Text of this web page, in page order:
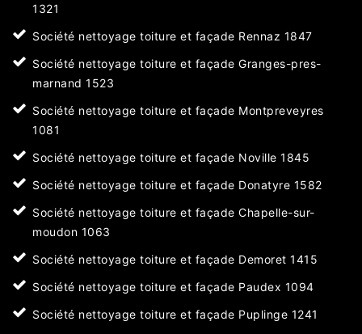
1321
Société nettoyage toiture et façade Rennaz 1847
Société nettoyage toiture et façade Granges-pres-
marnand 1523
Société nettoyage toiture et façade Montpreveyres
1081
Société nettoyage toiture et façade Noville 1845
Société nettoyage toiture et façade Donatyre 1582
Société nettoyage toiture et façade Chapelle-sur-
moudon 1063
Société nettoyage toiture et façade Demoret 1415
Société nettoyage toiture et façade Paudex 1094
Société nettoyage toiture et façade Puplinge 1241